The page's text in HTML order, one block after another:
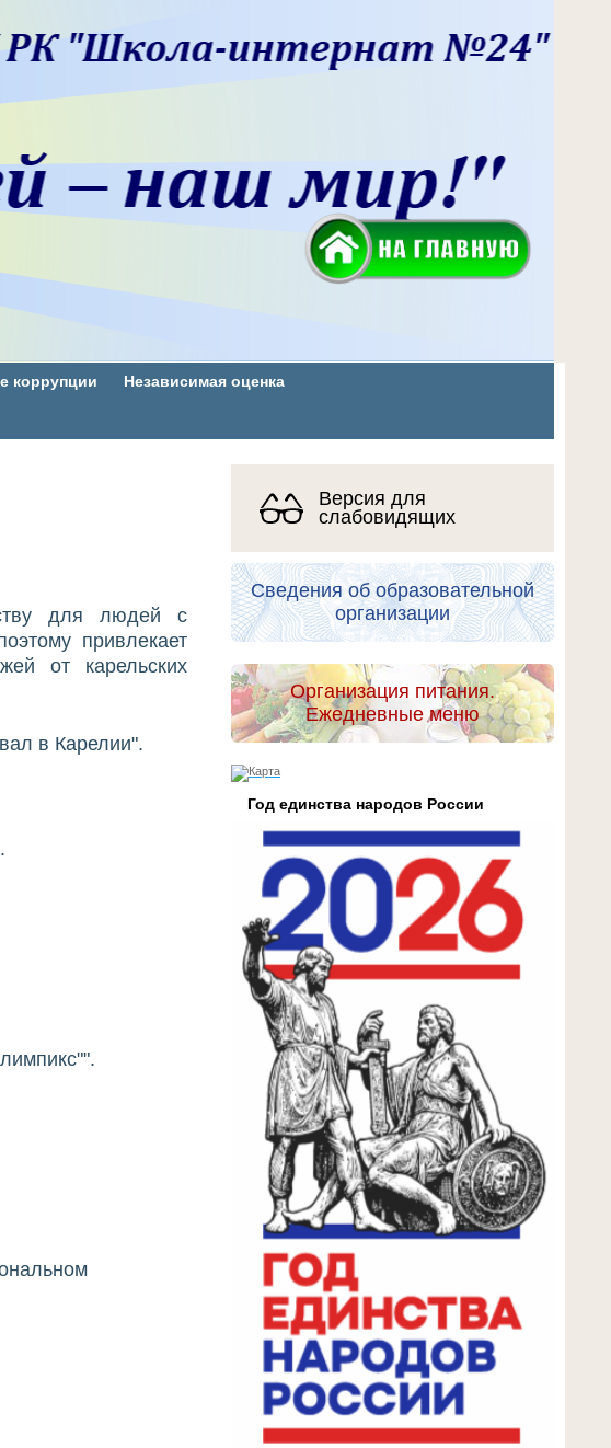
коррупции Независимая оценка
для людей с
привлекает
от карельских
в Карелии".
Версия для
слабовидящих
Сведения об образовательной
организации
Организация питания.
Ежедневные меню
Год единства народов России